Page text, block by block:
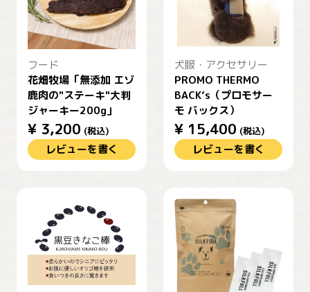
フード
花畑牧場「無添加 エゾ
鹿肉の"ステーキ"大判
ジャーキー200g」
¥ 3,200 (税込)
レビューを書く
犬服・アクセサリー
PROMO THERMO
BACK’s（プロモサー
モ バックス）
¥ 15,400 (税込)
レビューを書く